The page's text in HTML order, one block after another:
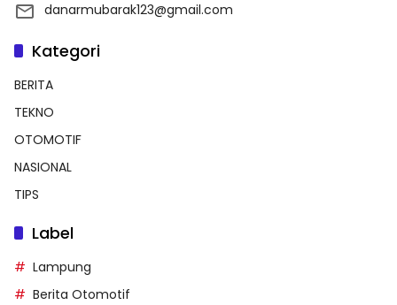
danarmubarak123@gmail.com
Kategori
BERITA
TEKNO
OTOMOTIF
NASIONAL
TIPS
Label
Lampung
Berita Otomotif